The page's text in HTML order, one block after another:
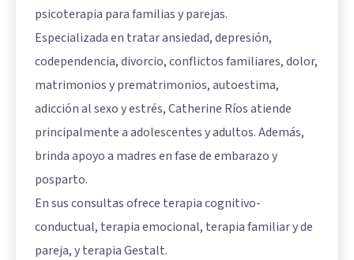
psicoterapia para familias y parejas.
Especializada en tratar ansiedad, depresión,
codependencia, divorcio, conflictos familiares, dolor,
matrimonios y prematrimonios, autoestima,
adicción al sexo y estrés, Catherine Ríos atiende
principalmente a adolescentes y adultos. Además,
brinda apoyo a madres en fase de embarazo y
posparto.
En sus consultas ofrece terapia cognitivo-
conductual, terapia emocional, terapia familiar y de
pareja, y terapia Gestalt.